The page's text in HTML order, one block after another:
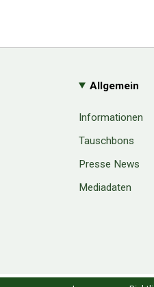
Allgemein
Informationen
Tauschbons
Presse News
Mediadaten